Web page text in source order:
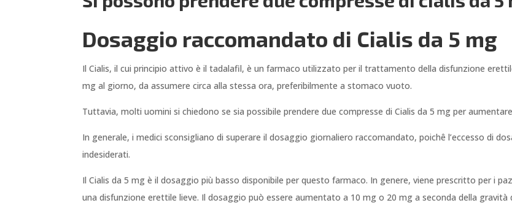
Dosaggio raccomandato di Cialis da 5 mg
Il Cialis, il cui principio attivo è il tadalafil, è un farmaco utilizzato per il trattamento della disfunzione
mg al giorno, da assumere circa alla stessa ora, preferibilmente a stomaco vuoto.
Tuttavia, molti uomini si chiedono se sia possibile prendere due compresse di Cialis da 5 mg per
In generale, i medici sconsigliano di superare il dosaggio giornaliero raccomandato, poichê l’eccesso di
indesiderati.
Il Cialis da 5 mg è il dosaggio più basso disponibile per questo farmaco. In genere, viene prescritto per i
una disfunzione erettile lieve. Il dosaggio può essere aumentato a 10 mg o 20 mg a seconda della gravità